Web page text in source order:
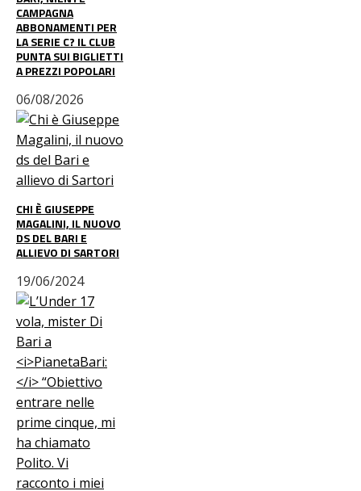
CAMPAGNA
ABBONAMENTI PER
LA SERIE C? IL CLUB
PUNTA SUI BIGLIETTI
A PREZZI POPOLARI
06/08/2026
CHI È GIUSEPPE
MAGALINI, IL NUOVO
DS DEL BARI E
ALLIEVO DI SARTORI
19/06/2024